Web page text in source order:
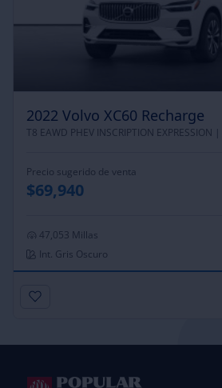
2022 Volvo XC60 Recharge
T8 EAWD PHEV INSCRIPTION EXPRESSION |
Precio sugerido de venta
$69,940
47,053 Millas
Int. Gris Oscuro